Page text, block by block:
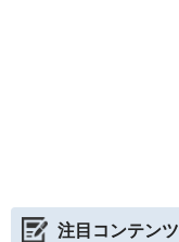
注目コンテンツ